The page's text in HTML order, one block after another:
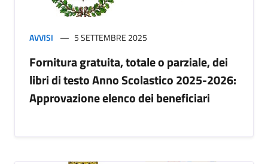
AVVISI 5 SETTEMBRE 2025
Fornitura gratuita, totale o parziale, dei
libri di testo Anno Scolastico 2025-2026:
Approvazione elenco dei beneficiari